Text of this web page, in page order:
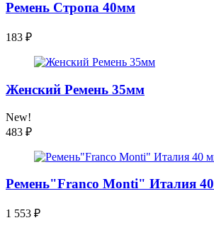
Ремень Стропа 40мм
183 ₽
Женский Ремень 35мм
New!
483 ₽
Ремень"Franсo Monti" Италия
1 553 ₽